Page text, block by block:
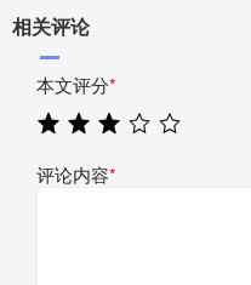
相关评论
本文评分*
评论内容*